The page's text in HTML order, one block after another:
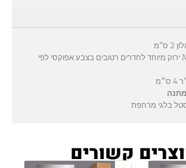
ס"מ
חזית M.D.F ירוק מיוחד לחדרים רטובים בצבע אפוקסי לפי
מתנה
בלגי מרחפת
קשורים